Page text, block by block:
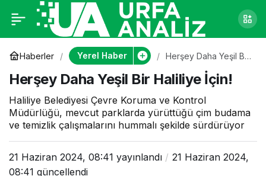
Haberler Yerel Haber
Herşey Daha Yeşil Bir
Herşey Daha Yeşil Bir Haliliye İçin!
Haliliye Belediyesi Çevre Koruma ve Kontrol
Müdürlüğü, mevcut parklarda yürüttüğü çim budama
ve temizlik çalışmalarını hummalı şekilde sürdürüyor
21 Haziran 2024, 08:41 yayınlandı
21 Haziran 2024,
08:41 güncellendi
Herşey Daha Yeşil Bir
Haliliye İçin!
0